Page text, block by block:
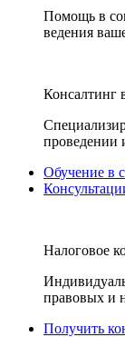
Помощь в
ведения
Консалтинг
проведении
Обучение в
Налоговое
правовых и
Получить